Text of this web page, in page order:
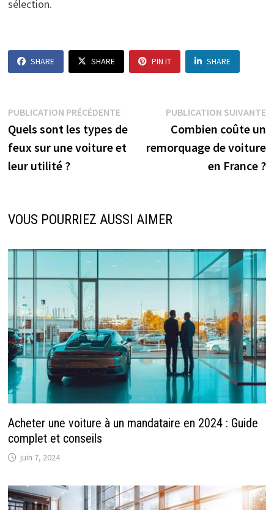
sélection.
SHARE SHARE PIN IT SHARE
Navigation
de
l’article
PUBLICATION PRÉCÉDENTEPublication
précédente :
Quels sont les types de
feux sur une voiture et
leur utilité ?
PUBLICATION SUIVANTE
Combien coûte un
remorquage de voiture
en France ?
VOUS POURRIEZ AUSSI AIMER
Acheter une voiture à un mandataire en 2024 : Guide
complet et conseils
juin 7, 2024